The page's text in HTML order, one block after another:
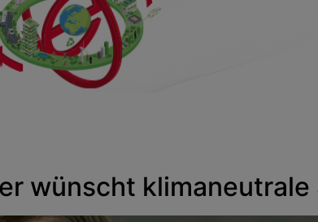
wünscht